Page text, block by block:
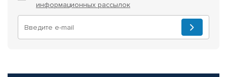
информационных рассылок